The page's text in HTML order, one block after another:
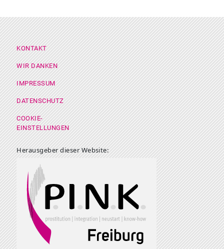
Footer Menü
KONTAKT
WIR DANKEN
IMPRESSUM
DATENSCHUTZ
COOKIE-
EINSTELLUNGEN
Herausgeber dieser Website: